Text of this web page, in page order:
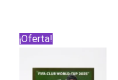
¡Oferta!